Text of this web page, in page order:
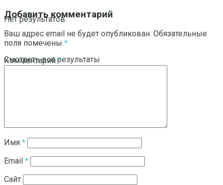
Нет результатов
Смотреть все результаты
Добавить комментарий
Ваш адрес email не будет опубликован. Обязательные
поля помечены *
Комментарий*
Имя *
Email *
Сайт